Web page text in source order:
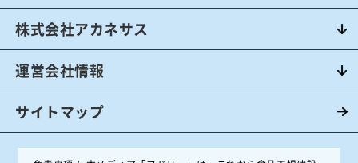
株式会社アカネサス
運営会社情報
サイトマップ